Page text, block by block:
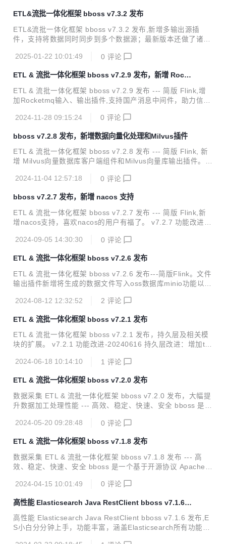
sticsearch客户端改进：Elasticsearch客户端健康检查机制、
服务节点发现机制、负载均衡容灾机制与Http-proxy微服务框
架完全合并 Elasticsearch客户端改进：Elasticsearch客户端
ETL&流批一体化框架 bboss v7.3.2 发布
ETL&流批一体化框架 bboss v7.3.2 发布,新增多输出源插
件，支持将数据同时同步到多个数据源；最新版本还做了诸多
体验。 v7.3.2 功能改进 数据采集功能扩展：增加多输出插
进：优化文件输出插件文件切割机制，优化输出记录数据buff
er机制，提升数据文件生成性能 数据采集功能改进：作业任务
完成回调处理配置管理优化 数据采集功能改进：优化作业停止
逻辑 Kafka客户端组件改进：优化消费组件事务管理机制 Jso
n组件改进：增加不关闭writer的json序列化方法，提供更加优
2025-01-22 10:01:49 0 评论
ETL & 流批一体化框架 bboss v7.2.9 发布，新增 Rocke
tmq 支持
ETL & 流批一体化框架 bboss v7.2.9 发布 --- 简版 Flink,增
加Rocketmq输入、输出插件,支持国产消息中间件，助力信创
件，为向量数据库Milvus提供数据迁移和导入导出能力。 v7.
据，支持同时设置多个topic主题，指定消息消费位置等参数；
可以使用各种输出插件输出经过加工处理后的消息数据。 新增
Rocketmq输出插件：从各种数据来源采集数据，经过加工处
mq 增...
2024-11-28 09:15:24 0 评论
bboss v7.2.8 发布，新增数据向量化处理和Milvus插件
ETL & 流批一体化框架 bboss v7.2.8 发布 --- 简版 Flink, 新
增 Milvus向量数据库客户端组件和Milvus向量库输出插件。 v
出插件，支持在数据处理时，调用向量模型服务，对数据进行
le="margin-left:0; margin-right:0">使用参考文档：<a href
="https://esdoc.bbossgroups.com/#/datatran-plugins?id=_
212-milvus%e5%90%91%e...
2024-11-04 12:57:18 0 评论
bboss v7.2.7 发布，新增 nacos 支持
ETL & 流批一体化框架 bboss v7.2.7 发布 --- 简版 Flink,新
增nacos支持，喜欢nacos的用户有福了。 v7.2.7 功能改进 ht
于nacos服务发现功能 es客户端改进：增加nacos配置中心支
源停止后，相应的ClientInterface api抛出es数据源停止异
常；数据源重启后，相应的ClientInterface api即可恢复正常
调用，提供相应的测试用例CustormInitAndBoot1 基础框架改
2024-09-05 14:30:30 0 评论
ETL & 流批一体化框架 bboss v7.2.6 发布
ETL & 流批一体化框架 bboss v7.2.6 发布---简版Flink。文件
输出插件新增将生成的数据文件写入oss数据库minio功能以及
Postgresql分页查询失败问题 功能改进：将框架中部分缓存功
存在多线程安全隐患 文件输出插件改进：增加将文件写入oss
数据库minio功能，使用案例：抽取Elasticsearch数据生成文
件，并写入oss数据库minio 问题修复：修复大数据量excel文
2024-08-12 12:32:52 2 评论
ETL & 流批一体化框架 bboss v7.2.1 发布
ETL & 流批一体化框架 bboss v7.2.1 发布，持久层及相关模
块的扩展。 v7.2.1 功能改进-20240616 持久层改进：增加td
log日志 数据库输入、输出插件改进：增加直接引用第三方Da
出插件直接引用第三方Datasource功能 使用案例 https://esd
oc.bbossgroups.com/#/bboss-datasyn-demo 数据采集&流
批一体化处理使用指南 https://esdoc.bbossgroups.com/...
2024-06-18 10:14:10 1 评论
ETL & 流批一体化框架 bboss v7.2.0 发布
数据采集 ETL & 流批一体化框架 bboss v7.2.0 发布，大幅提
升数据加工处理性能 --- 高效、稳定、快速、安全 bboss 是一
队 bboss 运维，主要由以下三部分构成： Elasticsearch Hig
ch/Opensearch java orm 客户端框架 数据采集同步 ETL ，
一个基于 java 语言实现数据采集作业的强大 ETL 工具，提供
丰富的输入插件和输出插件，可以基于插件规范轻松扩展新的
2024-05-20 09:28:48 0 评论
ETL & 流批一体化框架 bboss v7.1.8 发布
数据采集 ETL & 流批一体化框架 bboss v7.1.8 发布 --- 高
效、稳定、快速、安全 bboss 是一个基于开源协议 Apache Li
下三部分构成： Elasticsearch Highlevel Java Restclient ，
客户端框架 数据采集同步 ETL ，一个基于 java 语言实现数据
采集作业的强大 ETL 工具，提供丰富的输入插件和输出插
件，可以基于插件规范轻松扩展新的输入插件和输出插件 流批
2024-04-15 10:01:49 0 评论
高性能 Elasticsearch Java RestClient bboss v7.1.6
发布
高性能 Elasticsearch Java RestClient bboss v7.1.6 发布,E
S小白分分钟上手，功能丰富，涵盖Elasticsearch所有功能，